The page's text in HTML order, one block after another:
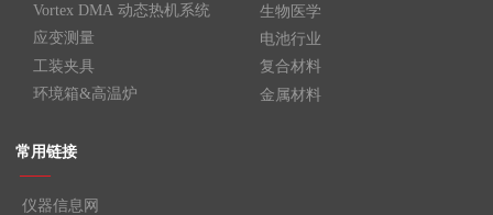
Vortex DMA 动态热机系统
应变测量
工装夹具
环境箱&高温炉
生物医学
电池行业
复合材料
金属材料
仪器信息网
常用链接
——